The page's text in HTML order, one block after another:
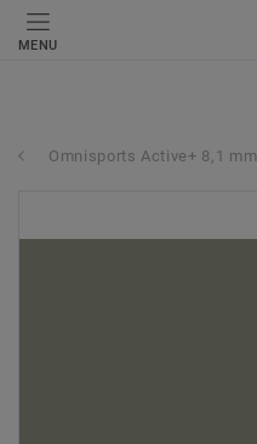
MENU
Omnisports Active+ 8,1 mm